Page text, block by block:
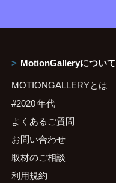
MotionGalleryについて
MOTIONGALLERYとは
#2020 年代
よくあるご質問
お問い合わせ
取材のご相談
利用規約